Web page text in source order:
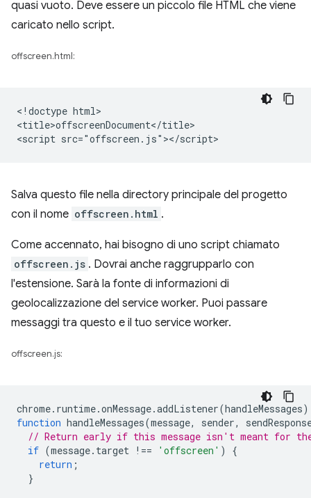
quasi vuoto. Deve essere un piccolo file HTML che viene
caricato nello script.
offscreen.html:
<!doctype html>
<title>offscreenDocument</title>
Salva questo file nella directory principale del progetto
con il nome offscreen.html .
Come accennato, hai bisogno di uno script chiamato
offscreen.js . Dovrai anche raggrupparlo con
l'estensione. Sarà la fonte di informazioni di
geolocalizzazione del service worker. Puoi passare
messaggi tra questo e il tuo service worker.
offscreen.js:
chrome. runtime.onMessage.addListener(handleMessages
function handleMessages(message, sender,
// Return early if this message isn't meant for the
if (message. target !== 'offscreen' )
{
return ;
}